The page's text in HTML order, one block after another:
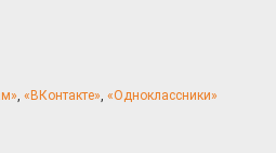
, «ВКонтакте», «Одноклассники»